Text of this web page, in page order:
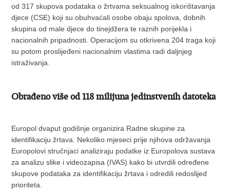
od 317 skupova podataka o žrtvama seksualnog iskorištavanja
djece (CSE) koji su obuhvaćali osobe obaju spolova, dobnih
skupina od male djece do tinejdžera te raznih porijekla i
nacionalnih pripadnosti. Operacijom su otkrivena 204 traga koji
su potom proslijeđeni nacionalnim vlastima radi daljnjeg
istraživanja.
Obrađeno više od 118 milijuna jedinstvenih datoteka
Europol dvaput godišnje organizira Radne skupine za
identifikaciju žrtava. Nekoliko mjeseci prije njihova održavanja
Europolovi stručnjaci analiziraju podatke iz Europolova sustava
za analizu slike i videozapisa (IVAS) kako bi utvrdili određene
skupove podataka za identifikaciju žrtava i odredili redoslijed
prioriteta.